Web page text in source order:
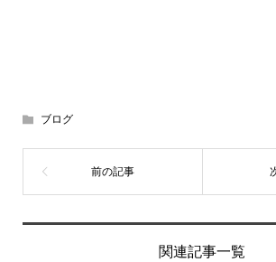
ブログ
関連記事一覧